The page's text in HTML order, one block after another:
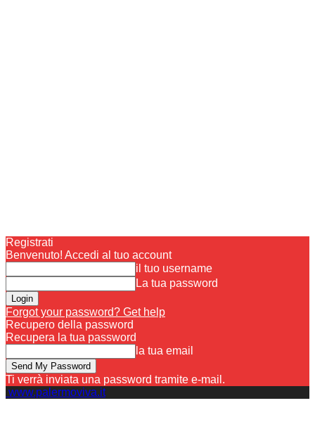
Registrati
Benvenuto! Accedi al tuo account
il tuo username
La tua password
Forgot your password? Get help
Recupero della password
Recupera la tua password
la tua email
Ti verrà inviata una password tramite e-mail.
www.palermoviva.it